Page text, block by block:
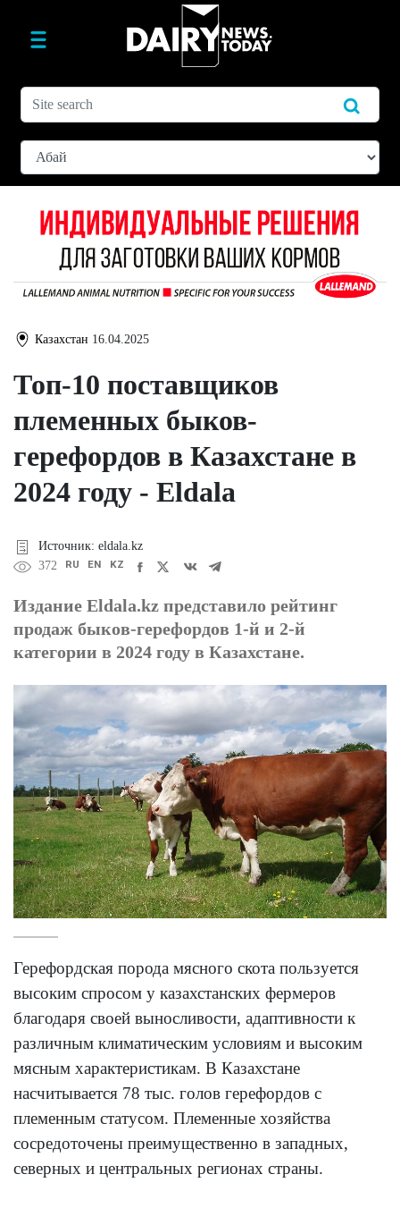
Казахстан 16.04.2025
Топ-10 поставщиков
племенных быков-
герефордов в Казахстане в
2024 году - Eldala
Источник: eldala.kz
372
RU EN KZ
Издание Еldala.kz представило рейтинг
продаж быков-герефордов 1-й и 2-й
категории в 2024 году в Казахстане.
Герефордская порода мясного скота пользуется
высоким спросом у казахстанских фермеров
благодаря своей выносливости, адаптивности к
различным климатическим условиям и высоким
мясным характеристикам. В Казахстане
насчитывается 78 тыс. голов герефордов с
племенным статусом. Племенные хозяйства
сосредоточены преимущественно в западных,
северных и центральных регионах страны.